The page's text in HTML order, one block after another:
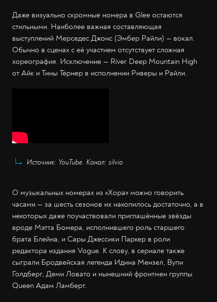
Даже визуально скромные номера в Glee остаются
стильными. Наиболее важная составляющая
выступлений Мерседес Джонс (Эмбер Райли) — вокал.
Обычно в сценах с её участием отсутствует сложная
хореография. Исключение — River Deep Mountain High
от Айк и Тины Тёрнер в исполнении Риверы и Райли.
Источник: YouTube. Канал: silvio
О музыкальных номерах из «Хора» можно говорить
часами — за шесть сезонов их накопилось достаточно, а в
некоторых даже поучаствовали приглашённые звёзды
вроде Мэтта Бомера, исполнившего роль старшего
брата Блейна, и Сары Джессики Паркер в роли
редактора издания Vogue. К слову, в сериале также
сыграли Бродвейская легенда Идина Мензел, Вупи
Голдберг, Деми Ловато и нынешний фронтмен группы
Queen Адам Ламберт.